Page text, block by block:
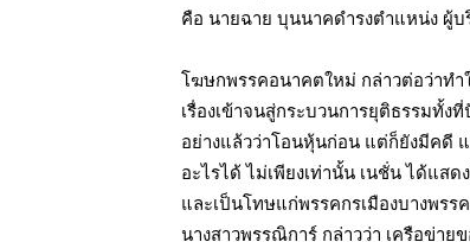
คือ นายฉาย บุนนาคดำรงตำแหน่ง ผู้
โฆษกพรรคอนาคตใหม่ กล่าวต่อว่าทำ
เรื่องเข้าจนสู่กระบวนการยุติธรรมทั้
อย่างแล้วว่าโอนหุ้นก่อน แต่ก็ยังมีคดี
อะไรได้ ไม่เพียงเท่านั้น เนชั่น ได้แส
และเป็นโทษแก่พรรคกรเมืองบางพรร
นางสาวพรรณิการ์ กล่าวว่า เครือข่าย